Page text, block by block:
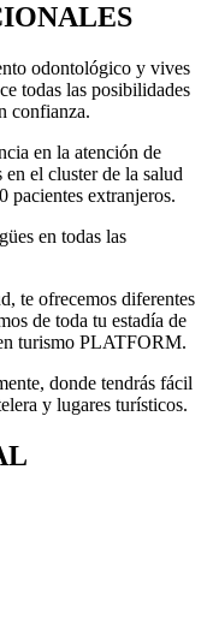
odontológico y vives
todas las posibilidades
confianza.
en la atención de
el cluster de la salud
pacientes extranjeros.
en todas las
te ofrecemos diferentes
de toda tu estadía de
turismo PLATFORM.
donde tendrás fácil
y lugares turísticos.